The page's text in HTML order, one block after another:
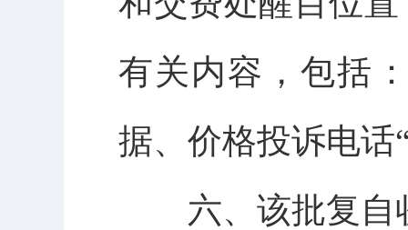
有关内容，包括
据、价格投诉电话
六、该批复